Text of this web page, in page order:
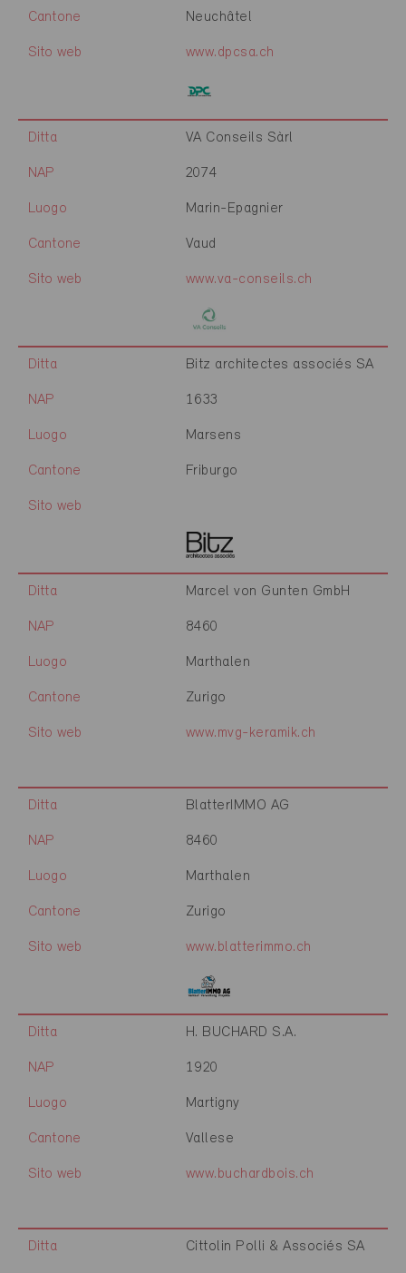
Cantone Neuchâtel
Sito web www.dpcsa.ch
Ditta VA Conseils Sàrl
NAP 2074
Luogo Marin-Epagnier
Cantone Vaud
Sito web www.va-conseils.ch
Ditta Bitz architectes associés SA
NAP 1633
Luogo Marsens
Cantone Friburgo
Sito web
Ditta Marcel von Gunten GmbH
NAP 8460
Luogo Marthalen
Cantone Zurigo
Sito web www.mvg-keramik.ch
Ditta BlatterIMMO AG
NAP 8460
Luogo Marthalen
Cantone Zurigo
Sito web www.blatterimmo.ch
Ditta H. BUCHARD S.A.
NAP 1920
Luogo Martigny
Cantone Vallese
Sito web www.buchardbois.ch
Ditta Cittolin Polli & Associés SA